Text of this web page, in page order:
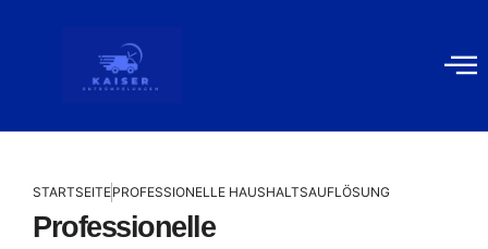
STARTSEITEPROFESSIONELLE HAUSHALTSAUFLÖSUNG
Professionelle